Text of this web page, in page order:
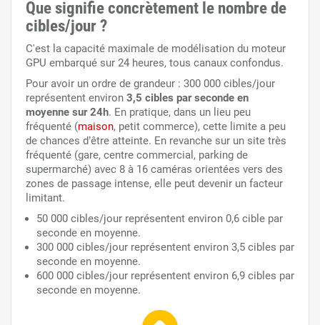
Que signifie concrètement le nombre de
cibles/jour ?
C'est la capacité maximale de modélisation du moteur
GPU embarqué sur 24 heures, tous canaux confondus.
Pour avoir un ordre de grandeur : 300 000 cibles/jour
représentent environ 3,5 cibles par seconde en
moyenne sur 24h. En pratique, dans un lieu peu
fréquenté (maison, petit commerce), cette limite a peu
de chances d’être atteinte. En revanche sur un site très
fréquenté (gare, centre commercial, parking de
supermarché) avec 8 à 16 caméras orientées vers des
zones de passage intense, elle peut devenir un facteur
limitant.
50 000 cibles/jour représentent environ 0,6 cible par
seconde en moyenne.
300 000 cibles/jour représentent environ 3,5 cibles par
seconde en moyenne.
600 000 cibles/jour représentent environ 6,9 cibles par
seconde en moyenne.